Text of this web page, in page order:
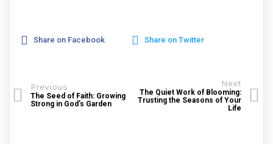
Share on Facebook Share on Twitter
Previous
The Seed of Faith: Growing
Strong in God’s Garden
Next
The Quiet Work of Blooming:
Trusting the Seasons of Your
Life